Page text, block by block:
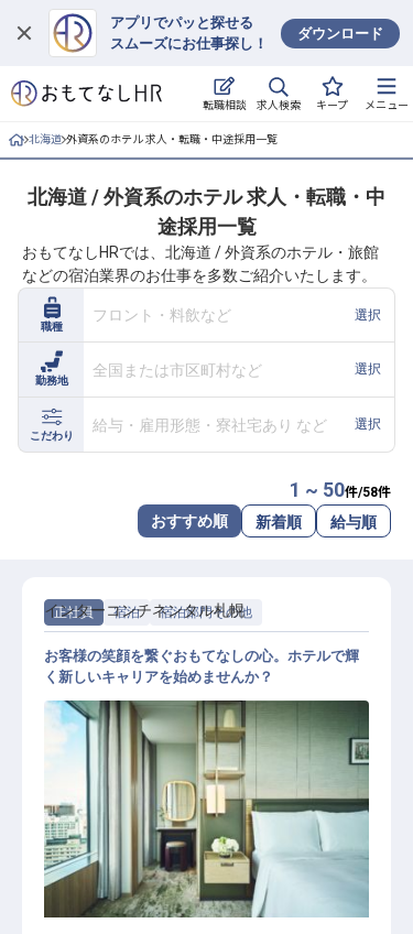
アプリでパッと探せる
スムーズにお仕事探し！
ダウンロード
転職相談 求人検索 キープ メニュー
ログイン
求人・施設を探す
就職・転職 合同説明会
おもてなしHRについて
ご利用の流れ
よくある質問
ホテル・宿泊業界情報コラム
転職サポートに申し込む
北海道 外資系のホテル 求人・転職・中途採用一覧
北海道 / 外資系のホテル 求人・転職・中
途採用一覧
おもてなしHRでは、北海道 / 外資系のホテル・旅館
などの宿泊業界のお仕事を多数ご紹介いたします。
職種
フロント・料飲など 選択
勤務地
全国または市区町村など 選択
こだわり
給与・雇用形態・寮社宅あり など 選択
1 ~ 50件/58件
おすすめ順 新着順 給与順
正社員 宿泊 宿泊部門その他
テレフォン・オペレーター
インターコンチネンタル札幌
お客様の笑顔を繋ぐおもてなしの心。ホテルで輝
く新しいキャリアを始めませんか？